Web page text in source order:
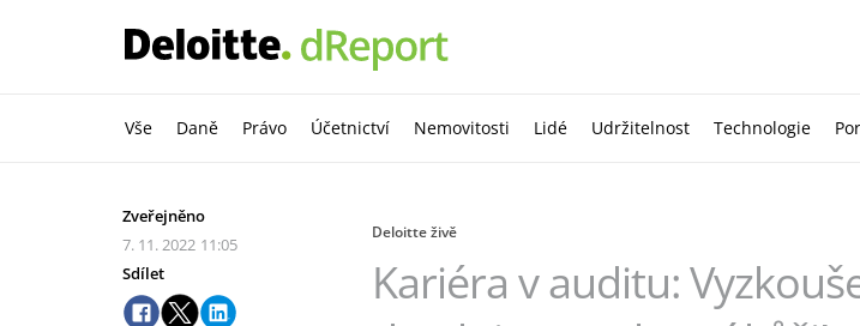
Vše Daně Právo Účetnictví Nemovitosti Lidé Udržitelnost Technologie
Zveřejněno
7. 11. 2022 11:05
Sdílet
Deloitte živě
Kariéra v auditu: